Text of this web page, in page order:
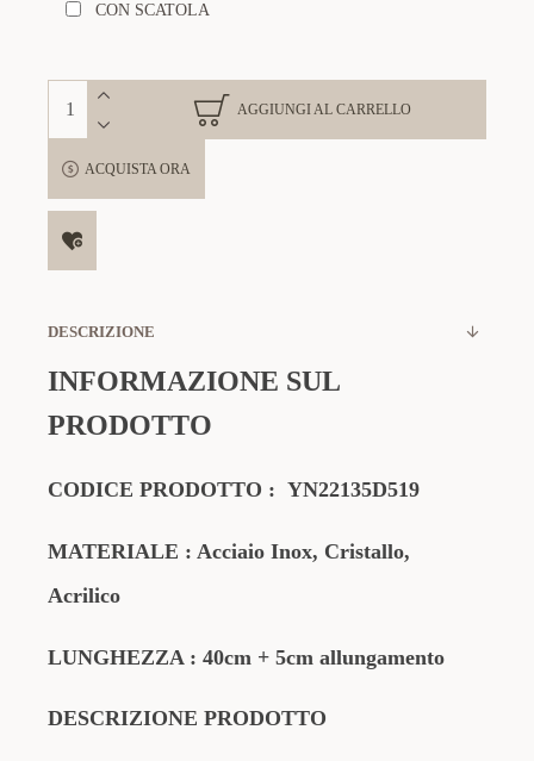
CON SCATOLA
AGGIUNGI AL CARRELLO
ACQUISTA ORA
DESCRIZIONE
INFORMAZIONE SUL
PRODOTTO
CODICE PRODOTTO : YN22135D519
MATERIALE : Acciaio Inox, Cristallo,
Acrilico
LUNGHEZZA : 40cm + 5cm allungamento
DESCRIZIONE PRODOTTO